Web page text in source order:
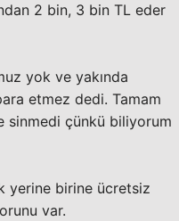
2 bin, 3 bin TL eder
yok ve yakında
etmez dedi. Tamam
sinmedi çünkü biliyorum
yerine birine ücretsiz
var.